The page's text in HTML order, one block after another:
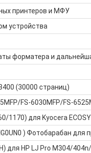
принтеров и МФУ
устройства
форматера и
(30000 страниц)
FS-6030MFP/FS-
1170) для Kyocera
) Фотобарабан для
для HP LJ Pro M304/